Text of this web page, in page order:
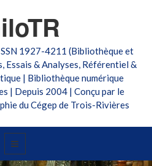
1927-4211 (Bibliothèque et
Essais & Analyses, Référentiel &
| Bibliothèque numérique
| Depuis 2004 | Conçu par le
du Cégep de Trois-Rivières